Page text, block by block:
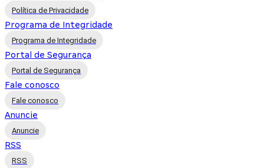
Política de Privacidade
Programa de Integridade
Programa de Integridade
Portal de Segurança
Portal de Segurança
Fale conosco
Fale conosco
Anuncie
Anuncie
RSS
RSS